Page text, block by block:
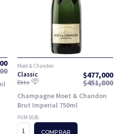
Moet & Chandon
Classic $477,000
Elite $451,800
Champagne Moet & Chandon
Brut Imperial 750ml
PUM $636
COMPRAR